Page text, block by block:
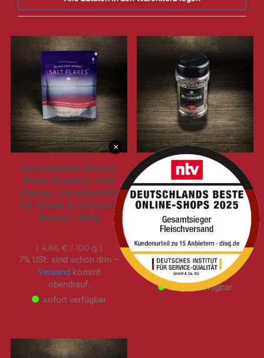
Australische Murray
River Gourmet Salt
Flakes | Finishersalz
für Steak & Genuss |
Beutel | 150g
4,66 €/ 100 g
7% USt. sind schon drin –
Versandkommt
obendrauf.
sofort verfügbar
Ankerkraut |
ENDBOSS Steak
Finishing | Bestseller
| 150g Streuer
9,99 €
6,66 €/ 100 g
7% USt. sind schon drin –
Versandkommt
obendrauf.
sofort verfügbar
×